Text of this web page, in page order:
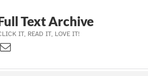
Text Archive
IT, READ IT, LOVE IT!
Twitter)
Us